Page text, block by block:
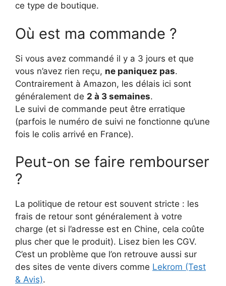
ce type de boutique.
Où est ma commande ?
Si vous avez commandé il y a 3 jours et que
vous n’avez rien reçu, ne paniquez pas.
Contrairement à Amazon, les délais ici sont
généralement de 2 à 3 semaines.
Le suivi de commande peut être erratique
(parfois le numéro de suivi ne fonctionne qu’une
fois le colis arrivé en France).
Peut-on se faire rembourser
?
La politique de retour est souvent stricte : les
frais de retour sont généralement à votre
charge (et si l’adresse est en Chine, cela coûte
plus cher que le produit). Lisez bien les CGV.
C’est un problème que l’on retrouve aussi sur
des sites de vente divers comme Lekrom (Test
& Avis).